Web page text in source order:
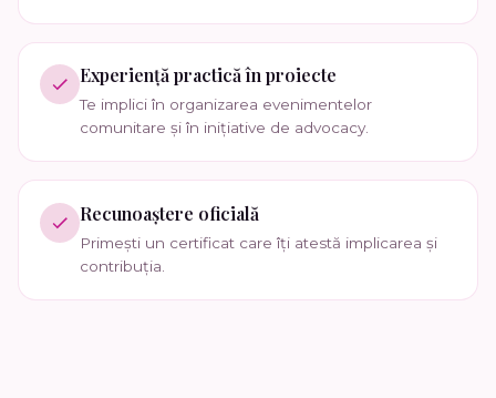
Experiență practică în proiecte
Te implici în organizarea evenimentelor
comunitare și în inițiative de advocacy.
Recunoaștere oficială
Primești un certificat care îți atestă implicarea și
contribuția.